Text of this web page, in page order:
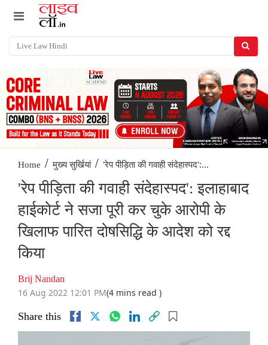
Home / मुख्य सुर्खियां / 'रेप पीड़िता की गवाही संदेहास्पद':...
'रेप पीड़िता की गवाही संदेहास्पद': इलाहाबाद
हाईकोर्ट ने सजा पूरी कर चुके आरोपी के
खिलाफ पारित दोषसिद्धि के आदेश को रद्द
किया
Brij Nandan
16 Aug 2022 12:01 PM(4 mins read )
Share this